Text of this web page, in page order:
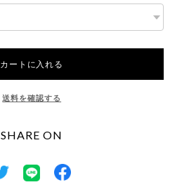
カートに入れる
送料を確認する
SHARE ON